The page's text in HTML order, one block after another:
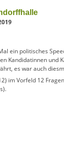
ein politisches
Kandidatinnen und
es war auch
im Vorfeld 12